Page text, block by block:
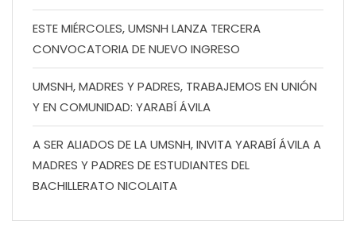
ESTE MIÉRCOLES, UMSNH LANZA TERCERA
CONVOCATORIA DE NUEVO INGRESO
UMSNH, MADRES Y PADRES, TRABAJEMOS EN UNIÓN
Y EN COMUNIDAD: YARABÍ ÁVILA
A SER ALIADOS DE LA UMSNH, INVITA YARABÍ ÁVILA A
MADRES Y PADRES DE ESTUDIANTES DEL
BACHILLERATO NICOLAITA